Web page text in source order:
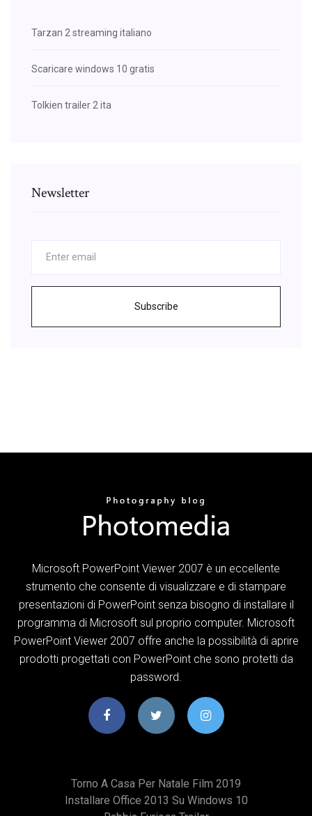
Tarzan 2 streaming italiano
Scaricare windows 10 gratis
Tolkien trailer 2 ita
Newsletter
Subscribe
Microsoft PowerPoint Viewer 2007 è un eccellente
strumento che consente di visualizzare e di stampare
presentazioni di PowerPoint senza bisogno di installare il
programma di Microsoft sul proprio computer. Microsoft
PowerPoint Viewer 2007 offre anche la possibilità di aprire
prodotti progettati con PowerPoint che sono protetti da
password.
Torno A Casa Per Natale Film 2019
Installare Office 2013 Su Windows 10